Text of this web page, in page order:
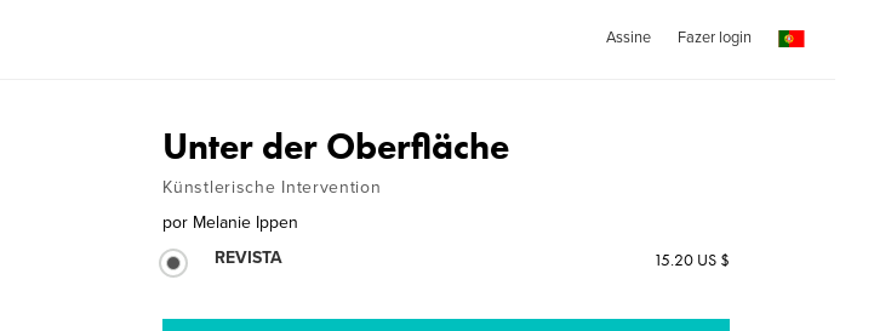
Assine Fazer login
Unter der Oberfläche
Künstlerische Intervention
por Melanie Ippen
REVISTA
15.20 US $